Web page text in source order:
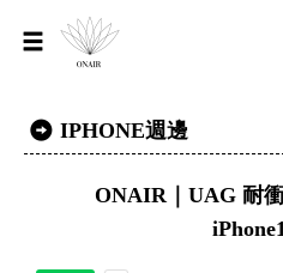
IPHONE週邊
ONAIR｜UAG 耐